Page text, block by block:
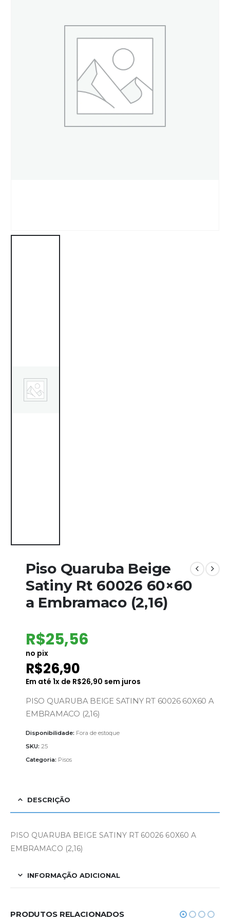
Piso Quaruba Beige
Satiny Rt 60026 60×60
a Embramaco (2,16)
R$25,56
no pix
R$26,90
Em até 1x de R$26,90 sem juros
PISO QUARUBA BEIGE SATINY RT 60026 60X60 A
EMBRAMACO (2,16)
Disponibilidade: Fora de estoque
SKU: 25
Categoria: Pisos
DESCRIÇÃO
PISO QUARUBA BEIGE SATINY RT 60026 60X60 A
EMBRAMACO (2,16)
INFORMAÇÃO ADICIONAL
PRODUTOS RELACIONADOS